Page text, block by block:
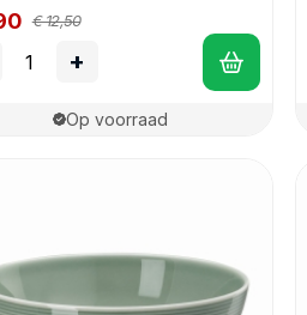
€ 12,50
+
Op voorraad